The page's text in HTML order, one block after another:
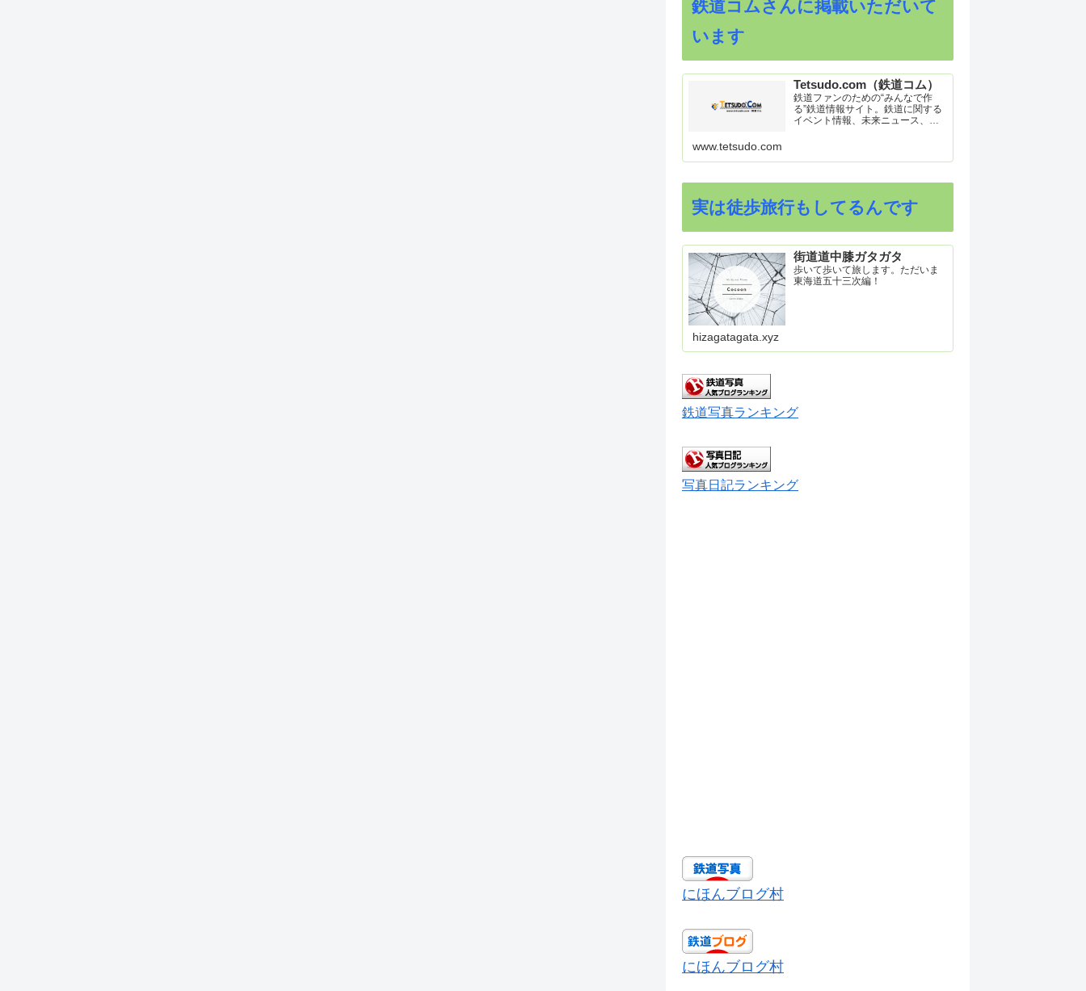
鉄道コムさんに掲載いただいて
います
Tetsudo.com（鉄道コム）
鉄道ファンのための“みんなで作
る”鉄道情報サイト。鉄道に関する
イベント情報、未来ニュース、車
ク集や、参加型ゲーム「駅つなゲ
www.tetsudo.com
実は徒歩旅行もしてるんです
街道道中膝ガタガタ
歩いて歩いて旅します。ただいま
東海道五十三次編！
hizagatagata.xyz
鉄道写真ランキング
写真日記ランキング
にほんブログ村
にほんブログ村